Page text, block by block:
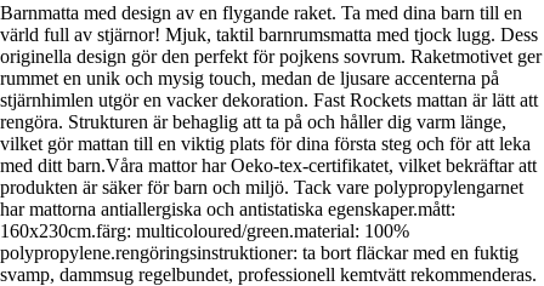
Barnmatta med design av en flygande raket. Ta med dina barn till en
värld full av stjärnor! Mjuk, taktil barnrumsmatta med tjock lugg. Dess
originella design gör den perfekt för pojkens sovrum. Raketmotivet ger
rummet en unik och mysig touch, medan de ljusare accenterna på
stjärnhimlen utgör en vacker dekoration. Fast Rockets mattan är lätt att
rengöra. Strukturen är behaglig att ta på och håller dig varm länge,
vilket gör mattan till en viktig plats för dina första steg och för att leka
med ditt barn.Våra mattor har Oeko-tex-certifikatet, vilket bekräftar att
produkten är säker för barn och miljö. Tack vare polypropylengarnet
har mattorna antiallergiska och antistatiska egenskaper.mått:
160x230cm.färg: multicoloured/green.material: 100%
polypropylene.rengöringsinstruktioner: ta bort fläckar med en fuktig
svamp, dammsug regelbundet, professionell kemtvätt rekommenderas.